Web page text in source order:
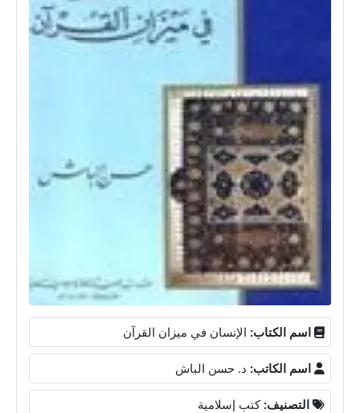
اسم الكتاب: الإنسان في ميزان القرآن
اسم الكاتب: د. حسن الباش
التصنيف: كتب إسلامية